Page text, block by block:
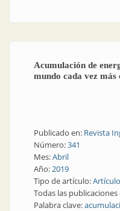
Acumulación de
mundo cada vez más
Publicado en: Revista
Número:341
Mes:Abril
Año:2019
Tipo de artículo:
Todas las publicaciones
Palabra clave: